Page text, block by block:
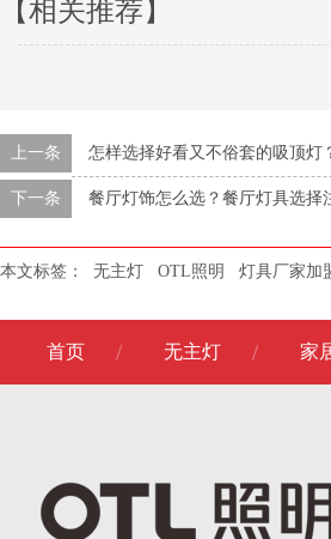
【相关推荐】
上一条 怎样选择好看又不俗套的吸顶灯
下一条 餐厅灯饰怎么选？餐厅灯具选
本文标签： 无主灯 OTL照明 灯具厂家加
首页 无主灯 家